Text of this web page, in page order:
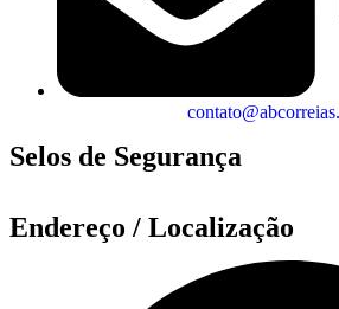
Selos de Segurança
Endereço / Localização